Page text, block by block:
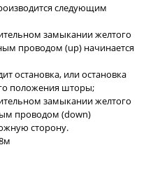
следующим
замыкании желтого
проводом (up) начинается
остановка, или остановка
положения шторы;
замыкании желтого
проводом (down)
сторону.